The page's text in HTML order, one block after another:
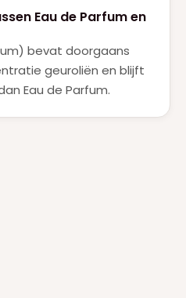
Eau de Parfum en
bevat doorgaans
geuroliën en blijft
Eau de Parfum.